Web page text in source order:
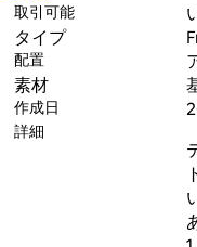
取引可能
タイプ
配置
素材
作成日
詳細